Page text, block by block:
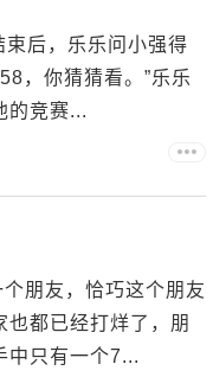
后，乐乐问小强得
，你猜猜看。”乐乐
的竞赛...
朋友，恰巧这个朋友
都已经打烊了，朋
中只有一个7...